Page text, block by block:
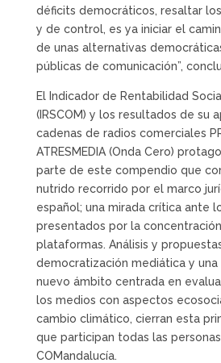
déficits democráticos, resaltar
y de control, es ya iniciar el
de unas alternativas
públicas de comunicación”,
El Indicador de Rentabilidad
(IRSCOM) y los resultados de su
cadenas de radios comerciales
ATRESMEDIA (Onda Cero)
parte de este compendio que
nutrido recorrido por el marco
español; una mirada crítica ante
presentados por la
plataformas. Análisis y
democratización mediática y
nuevo ámbito centrada en
los medios con aspectos
cambio climático, cierran esta
que participan todas las
COMandalucía.